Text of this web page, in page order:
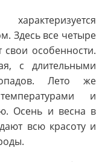
Здесь все четыре
особенности.
с длительными
Лето же
и
Осень и весна в
всю красоту и